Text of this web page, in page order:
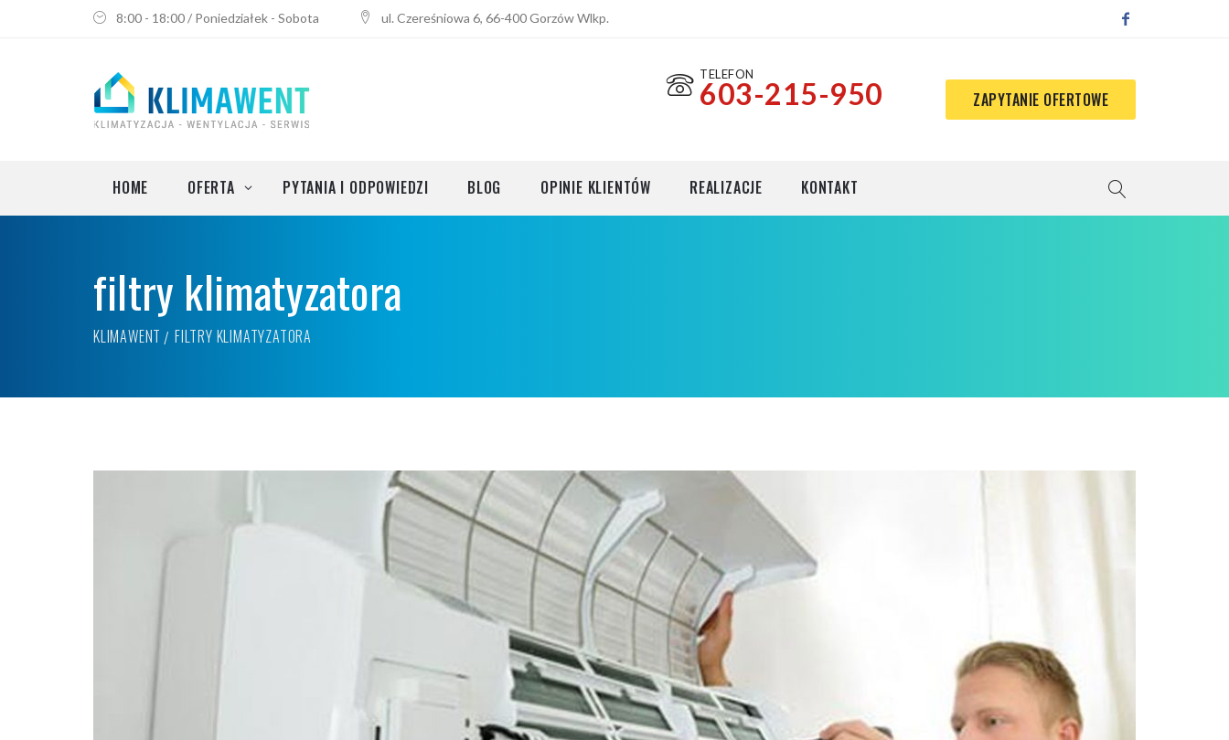
Klimatyzacja do mieszkania
Przegląd i odgrzybianie klimatyzacji
Wentylacja i rekuperacja
8:00 - 18:00 / Poniedziałek - Sobota ul. Czereśniowa 6, 66-400 Gorzów Wlkp.
TELEFON
603-215-950 ZAPYTANIE OFERTOWE
HOME OFERTA
Klimatyzacja do mieszkania
Przegląd i odgrzybianie klimatyzacji
PYTANIA I ODPOWIEDZI BLOG OPINIE KLIENTÓW REALIZACJE KONTAKT
filtry klimatyzatora
KLIMAWENT FILTRY KLIMATYZATORA